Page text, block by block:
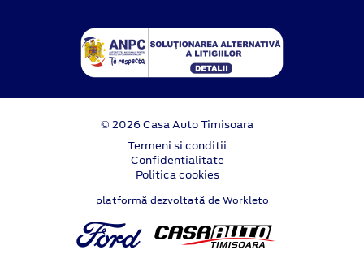
© 2026 Casa Auto Timisoara
Termeni si conditii
Confidentialitate
Politica cookies
platformă dezvoltată de Workleto